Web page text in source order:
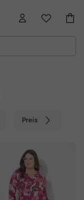
Preis